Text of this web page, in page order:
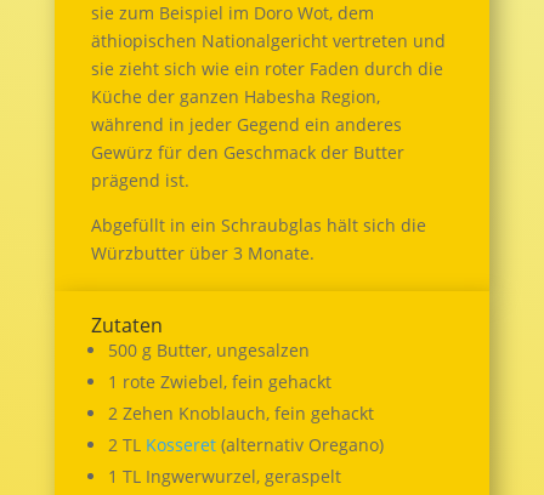
sie zum Beispiel im Doro Wot, dem
äthiopischen Nationalgericht vertreten und
sie zieht sich wie ein roter Faden durch die
Küche der ganzen Habesha Region,
während in jeder Gegend ein anderes
Gewürz für den Geschmack der Butter
prägend ist.
Abgefüllt in ein Schraubglas hält sich die
Würzbutter über 3 Monate.
Zutaten
500 g Butter, ungesalzen
1 rote Zwiebel, fein gehackt
2 Zehen Knoblauch, fein gehackt
2 TL Kosseret(alternativ Oregano)
1 TL Ingwerwurzel, geraspelt